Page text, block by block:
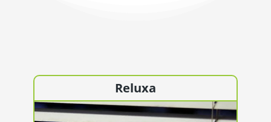
Reluxa